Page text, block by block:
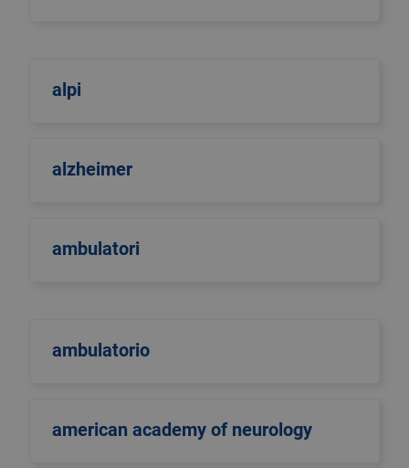
alpi
alzheimer
ambulatori
ambulatorio
american academy of neurology